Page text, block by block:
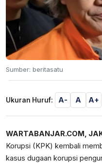
Sumber: beritasatu
Ukuran Huruf: A- A A+
WARTABANJAR.COM,
Korupsi (KPK) kembali
kasus dugaan korupsi